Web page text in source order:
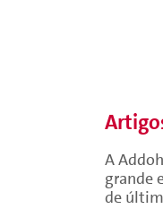
A
grande
de